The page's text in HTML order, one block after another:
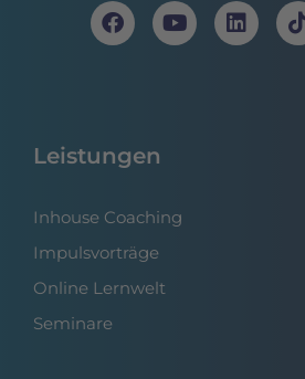
Leistungen
Inhouse Coaching
Impulsvorträge
Online Lernwelt
Seminare